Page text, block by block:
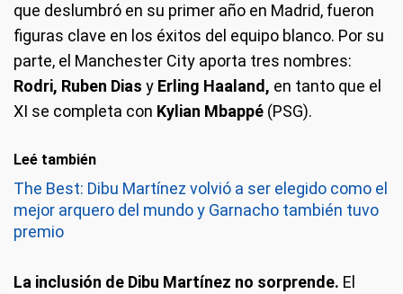
que deslumbró en su primer año en Madrid, fueron
figuras clave en los éxitos del equipo blanco. Por su
parte, el Manchester City aporta tres nombres:
Rodri, Ruben Dias y Erling Haaland, en tanto que el
XI se completa con Kylian Mbappé (PSG).
Leé también
The Best: Dibu Martínez volvió a ser elegido como el
mejor arquero del mundo y Garnacho también tuvo
premio
La inclusión de Dibu Martínez no sorprende. El